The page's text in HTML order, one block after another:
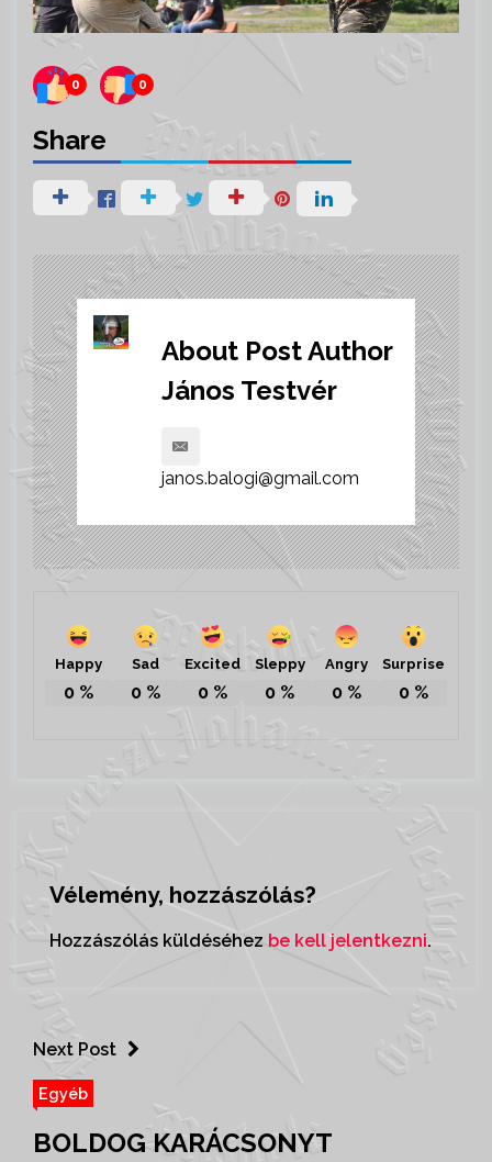
0 0
Share
About Post Author
János Testvér
janos.balogi@gmail.com
Happy
0 %
Sad
0 %
Excited
0 %
Sleppy
0 %
Angry
0 %
Surprise
0 %
Vélemény, hozzászólás?
Hozzászólás küldéséhez be kell jelentkezni.
Next Post
Egyéb
BOLDOG KARÁCSONYT